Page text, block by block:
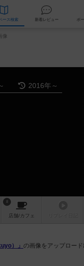
データベース 検索 新着レビュー
像
2016年～
8
店舗/カフェ
）」 の画像をアップロー